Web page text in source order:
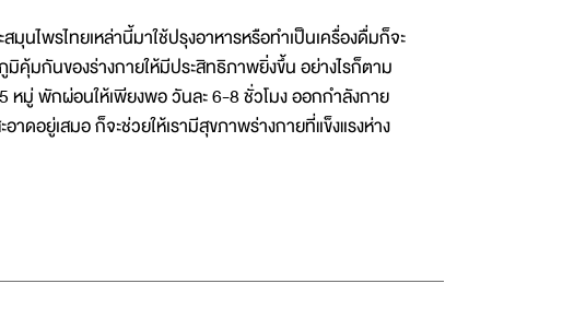
นไพรไทยเหล่านี้มาใช้ปรุงอาหารหรือทำเป็นเครื่องดื่มก็จะ
มิคุ้มกันของร่างกายให้มีประสิทธิภาพยิ่งขึ้น อย่างไรก็ตาม
หมู่ พักผ่อนให้เพียงพอ วันละ 6-8 ชั่วโมง ออกกำลังกาย
ดอยู่เสมอ ก็จะช่วยให้เรามีสุขภาพร่างกายที่แข็งแรงห่าง